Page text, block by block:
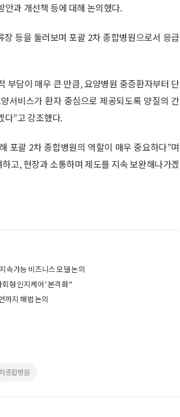
안과 개선책 등에 대해 논의했다.
등을 둘러보며 포괄 2차 종합병원으로서 응급
부담이 매우 큰 만큼, 요양병원 중증환자부터 단
서비스가 환자 중심으로 제공되도록 양질의 간
다”고 강조했다.
포괄 2차 종합병원의 역할이 매우 중요하다”며
고, 현장과 소통하며 제도를 지속 보완해나가겠
속가능 비즈니스 모델 논의
형 인지케어’ 본격화”
까지 해법 논의
종합병원